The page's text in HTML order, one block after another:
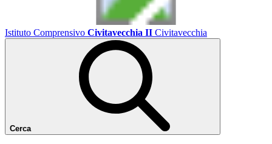
Istituto Comprensivo Civitavecchia II Civitavecchia
Cerca